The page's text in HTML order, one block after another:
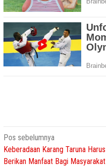
Navigasi
pos
Pos sebelumnya
Keberadaan Karang Taruna Harus
Berikan Manfaat Bagi Masyarakat